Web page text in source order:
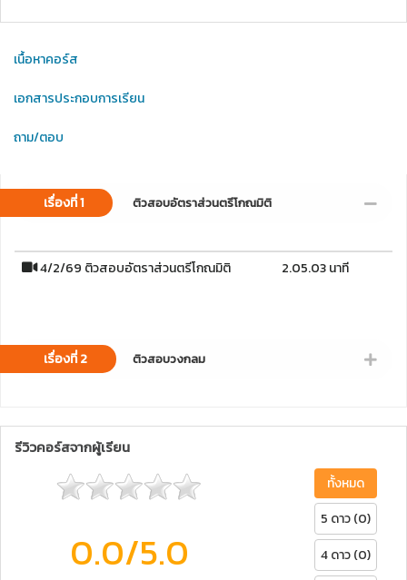
เนื้อหาคอร์ส
เอกสารประกอบการเรียน
ถาม/ตอบ
เรื่องที่ 1 ติวสอบอัตราส่วนตรีโกณมิติ
4/2/69 ติวสอบอัตราส่วนตรีโกณมิติ 2.05.03 นาที
เรื่องที่ 2 ติวสอบวงกลม
รีวิวคอร์สจากผู้เรียน
0.0/5.0
ทั้งหมด
5 ดาว (0)
4 ดาว (0)